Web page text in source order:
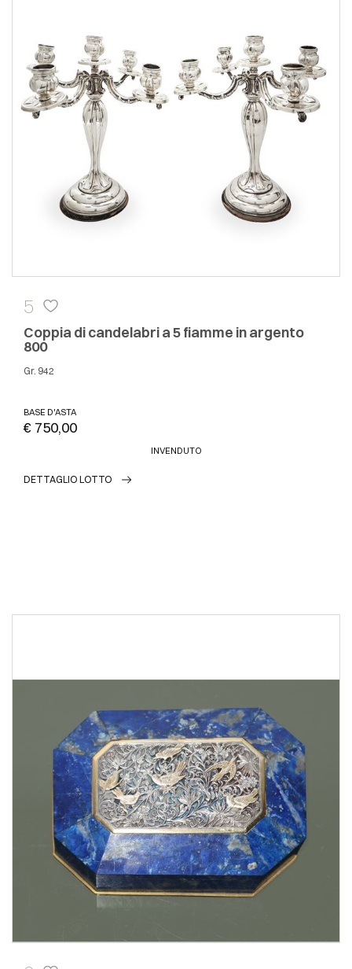
5
Coppia di candelabri a 5 fiamme in argento
800
gr. 942
BASE D'ASTA
€ 750,00
INVENDUTO
DETTAGLIO LOTTO